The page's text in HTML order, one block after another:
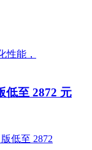
低至 2872 元